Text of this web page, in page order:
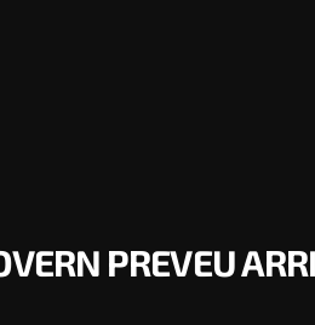
PREVEU